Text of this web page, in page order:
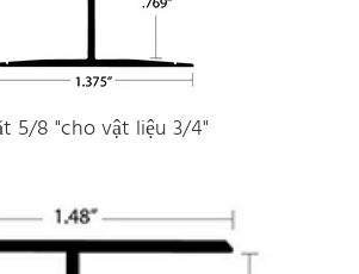
5/8 "cho vật liệu 3/4"